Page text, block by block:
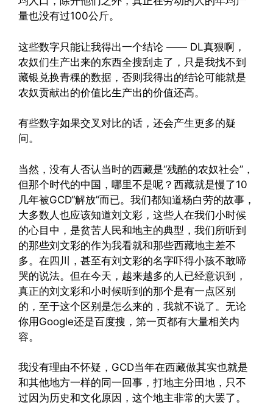
量也没有过100公斤。
这些数字只能让我得出一个结论 —— DL真狠啊，
农奴们生产出来的东西全搜刮走了，只是我找不到
藏银兑换青稞的数据，否则我得出的结论可能就是
农奴贡献出的价值比生产出的价值还高。
有些数字如果交叉对比的话，还会产生更多的疑
问。
当然，没有人否认当时的西藏是“残酷的农奴社会”，
但那个时代的中国，哪里不是呢？西藏就是慢了10
几年被GCD“解放”而已。我们都知道杨白劳的故事，
大多数人也应该知道刘文彩，这些人在我们小时候
的心目中，是贫苦人民和地主的典型，我们所听到
的那些刘文彩的作为我看就和那些西藏地主差不
多。在四川，甚至有刘文彩的名字吓得小孩不敢啼
哭的说法。但在今天，越来越多的人已经意识到，
真正的刘文彩和小时候听到的那个是有一点区别
的，至于这个区别是怎么来的，我就不说了。无论
你用Google还是百度搜，第一页都有大量相关内
容。
我没有理由不怀疑，GCD当年在西藏做其实也就是
和其他地方一样的同一回事，打地主分田地，只不
过因为历史和文化原因，这个地主非常的大罢了。